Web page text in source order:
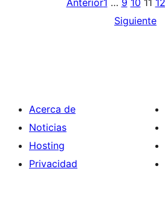
Anterior1 … 9 10 11 12
Siguiente
Acerca de
Noticias
Hosting
Privacidad